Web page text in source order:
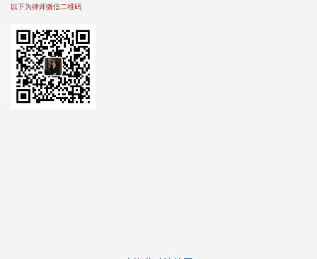
以下为律师微信二维码